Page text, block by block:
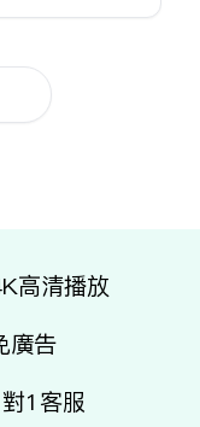
高清播放
广告
1客服